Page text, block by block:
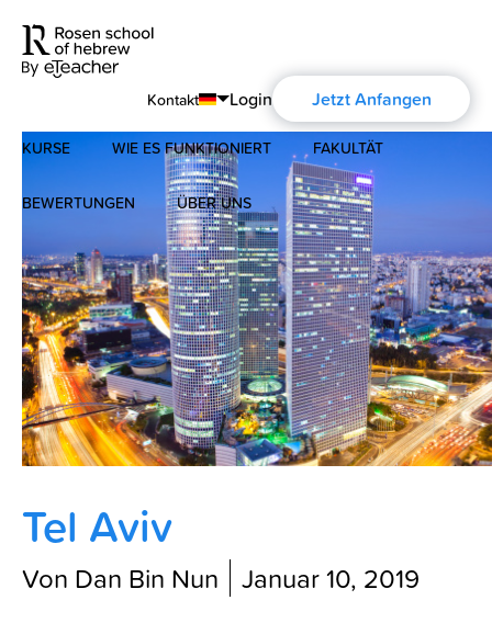
Kontakt
English
Português
Français
Deutsch
Русский
Login Jetzt Anfangen
KURSE
Modernes Hebräisch
Biblisches Hebräisch
WIE ES FUNKTIONIERT FAKULTÄT
BEWERTUNGEN ÜBER UNS
Über uns
Über die Aharon Rosen
Zertifizierung
Kontakt
Tel Aviv
Von Dan Bin Nun Januar 10, 2019